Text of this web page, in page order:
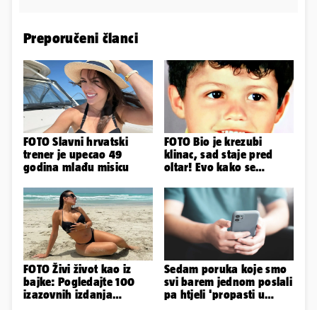
Preporučeni članci
FOTO Slavni hrvatski
trener je upecao 49
godina mlađu misicu
FOTO Bio je krezubi
klinac, sad staje pred
oltar! Evo kako se
najvećih...
FOTO Živi život kao iz
bajke: Pogledajte 100
izazovnih izdanja
Sedam poruka koje smo
svi barem jednom poslali
pa htjeli 'propasti u